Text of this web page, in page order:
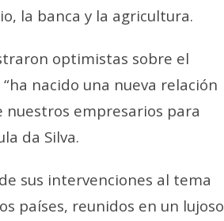
la banca y la agricultura.
optimistas sobre el
nacido una nueva relación
nuestros empresarios para
da Silva.
sus intervenciones al tema
países, reunidos en un lujoso